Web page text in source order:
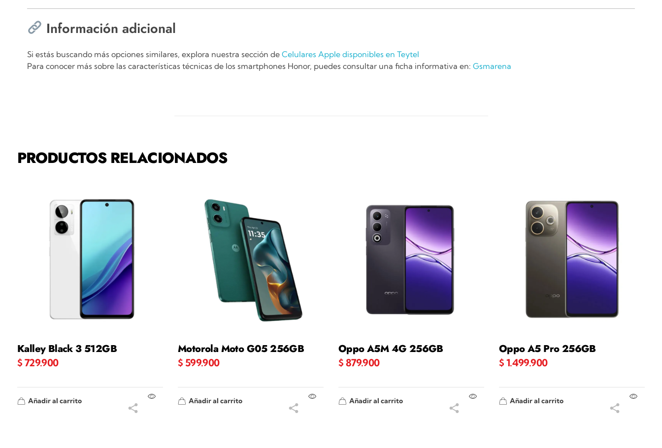
Información adicional
Si estás buscando más opciones similares, explora nuestra sección de Celulares Apple disponibles en Teytel
Para conocer más sobre las características técnicas de los smartphones Honor, puedes consultar una ficha informativa en: Gsmarena
PRODUCTOS RELACIONADOS
Kalley Black 3 512GB
$ 729.900
Añadir al carrito
Motorola Moto G05 256GB
$ 599.900
Añadir al carrito
Oppo A5M 4G 256GB
$ 879.900
Añadir al carrito
Oppo A5 Pro 256GB
$ 1.499.900
Añadir al carrito